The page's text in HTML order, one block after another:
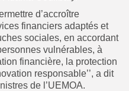
d’accroître
financiers adaptés et
sociales, en accordant
vulnérables, à
financière, la protection
responsable’’, a dit
de l’UEMOA.